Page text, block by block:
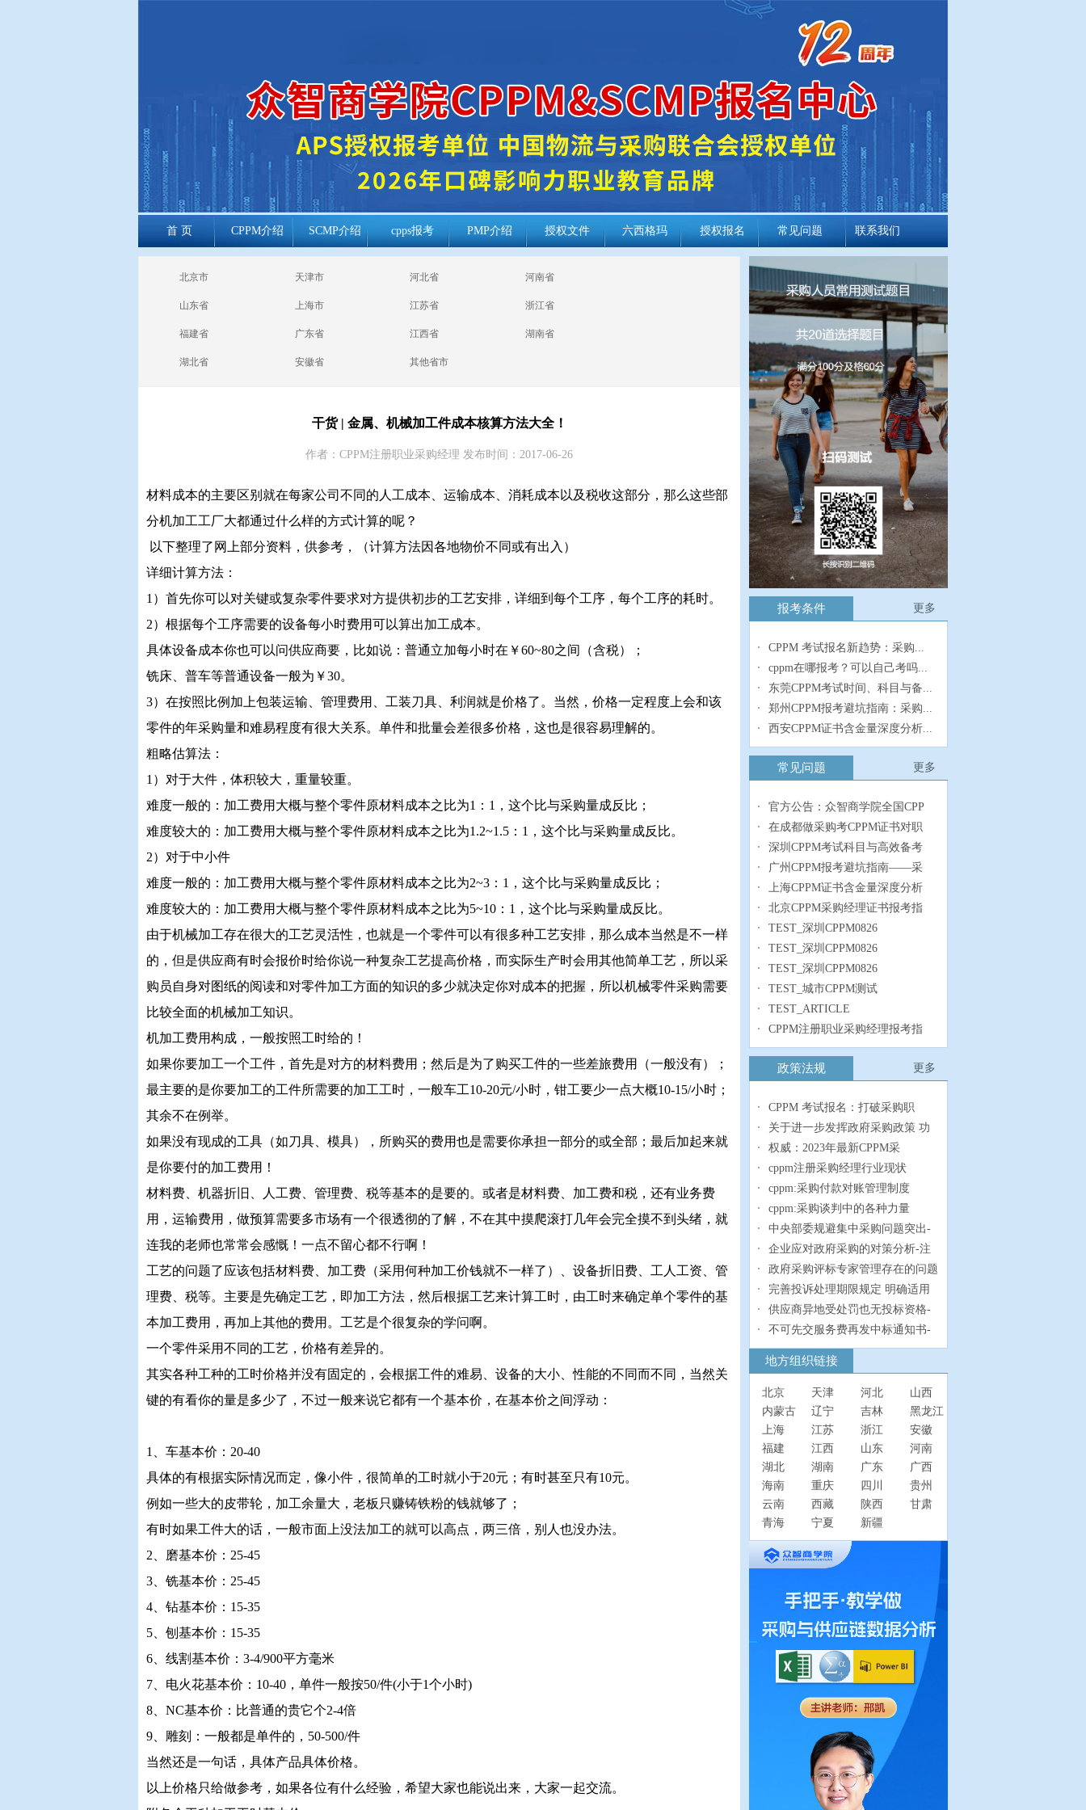
首 页 CPPM介绍 SCMP介绍 cpps报考 PMP介绍 授权文件 六西格玛 授权报名 常见问题 联系我们
cppm报考常见
问题
北京市 天津市 河北省 河南省
山东省 上海市 江苏省 浙江省
福建省 广东省 江西省 湖南省
湖北省 安徽省 其他省市
干货 | 金属、机械加工件成本核算方法大全！
作者：CPPM注册职业采购经理 发布时间：2017-06-26
材料成本的主要区别就在每家公司不同的人工成本、运输成本、消耗成本以及税收这部分，那么这些部
分机加工工厂大都通过什么样的方式计算的呢？
以下整理了网上部分资料，供参考，（计算方法因各地物价不同或有出入）
详细计算方法：
1）首先你可以对关键或复杂零件要求对方提供初步的工艺安排，详细到每个工序，每个工序的耗时。
2）根据每个工序需要的设备每小时费用可以算出加工成本。
具体设备成本你也可以问供应商要，比如说：普通立加每小时在￥60~80之间（含税）；
铣床、普车等普通设备一般为￥30。
3）在按照比例加上包装运输、管理费用、工装刀具、利润就是价格了。当然，价格一定程度上会和该
零件的年采购量和难易程度有很大关系。单件和批量会差很多价格，这也是很容易理解的。
粗略估算法：
1）对于大件，体积较大，重量较重。
难度一般的：加工费用大概与整个零件原材料成本之比为1：1，这个比与采购量成反比；
难度较大的：加工费用大概与整个零件原材料成本之比为1.2~1.5：1，这个比与采购量成反比。
2）对于中小件
难度一般的：加工费用大概与整个零件原材料成本之比为2~3：1，这个比与采购量成反比；
难度较大的：加工费用大概与整个零件原材料成本之比为5~10：1，这个比与采购量成反比。
由于机械加工存在很大的工艺灵活性，也就是一个零件可以有很多种工艺安排，那么成本当然是不一样
的，但是供应商有时会报价时给你说一种复杂工艺提高价格，而实际生产时会用其他简单工艺，所以采
购员自身对图纸的阅读和对零件加工方面的知识的多少就决定你对成本的把握，所以机械零件采购需要
比较全面的机械加工知识。
机加工费用构成，一般按照工时给的！
如果你要加工一个工件，首先是对方的材料费用；然后是为了购买工件的一些差旅费用（一般没有）；
最主要的是你要加工的工件所需要的加工工时，一般车工10-20元/小时，钳工要少一点大概10-15/小时；
其余不在例举。
如果没有现成的工具（如刀具、模具），所购买的费用也是需要你承担一部分的或全部；最后加起来就
是你要付的加工费用！
材料费、机器折旧、人工费、管理费、税等基本的是要的。或者是材料费、加工费和税，还有业务费
用，运输费用，做预算需要多市场有一个很透彻的了解，不在其中摸爬滚打几年会完全摸不到头绪，就
连我的老师也常常会感慨！一点不留心都不行啊！
工艺的问题了应该包括材料费、加工费（采用何种加工价钱就不一样了）、设备折旧费、工人工资、管
理费、税等。主要是先确定工艺，即加工方法，然后根据工艺来计算工时，由工时来确定单个零件的基
本加工费用，再加上其他的费用。工艺是个很复杂的学问啊。
一个零件采用不同的工艺，价格有差异的。
其实各种工种的工时价格并没有固定的，会根据工件的难易、设备的大小、性能的不同而不同，当然关
键的有看你的量是多少了，不过一般来说它都有一个基本价，在基本价之间浮动：
1、车基本价：20-40
具体的有根据实际情况而定，像小件，很简单的工时就小于20元；有时甚至只有10元。
例如一些大的皮带轮，加工余量大，老板只赚铸铁粉的钱就够了；
有时如果工件大的话，一般市面上没法加工的就可以高点，两三倍，别人也没办法。
2、磨基本价：25-45
3、铣基本价：25-45
4、钻基本价：15-35
5、刨基本价：15-35
6、线割基本价：3-4/900平方毫米
7、电火花基本价：10-40，单件一般按50/件(小于1个小时)
8、NC基本价：比普通的贵它个2-4倍
9、雕刻：一般都是单件的，50-500/件
当然还是一句话，具体产品具体价格。
以上价格只给做参考，如果各位有什么经验，希望大家也能说出来，大家一起交流。
更多
报考条件
CPPM 考试报名新趋势：采购...
cppm在哪报考？可以自己考吗...
东莞CPPM考试时间、科目与备...
郑州CPPM报考避坑指南：采购...
西安CPPM证书含金量深度分析...
更多
常见问题
官方公告：众智商学院全国CPP
在成都做采购考CPPM证书对职
深圳CPPM考试科目与高效备考
广州CPPM报考避坑指南——采
上海CPPM证书含金量深度分析
北京CPPM采购经理证书报考指
TEST_深圳CPPM0826
TEST_深圳CPPM0826
TEST_深圳CPPM0826
TEST_城市CPPM测试
TEST_ARTICLE
CPPM注册职业采购经理报考指
更多
政策法规
CPPM 考试报名：打破采购职
关于进一步发挥政府采购政策 功
权威：2023年最新CPPM采
cppm注册采购经理行业现状
cppm:采购付款对账管理制度
cppm:采购谈判中的各种力量
中央部委规避集中采购问题突出-
企业应对政府采购的对策分析-注
政府采购评标专家管理存在的问题
完善投诉处理期限规定 明确适用
供应商异地受处罚也无投标资格-
不可先交服务费再发中标通知书-
地方组织链接
北京 天津 河北
山西
内蒙古
辽宁 吉林
黑龙江
上海
江苏 浙江
安徽
福建
江西 山东
河南
湖北
湖南 广东
广西
海南
重庆 四川
贵州
云南
西藏 陕西
甘肃
青海
宁夏 新疆